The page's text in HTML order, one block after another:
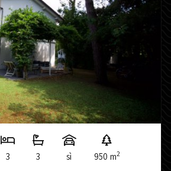
3 3 sì 950 m2